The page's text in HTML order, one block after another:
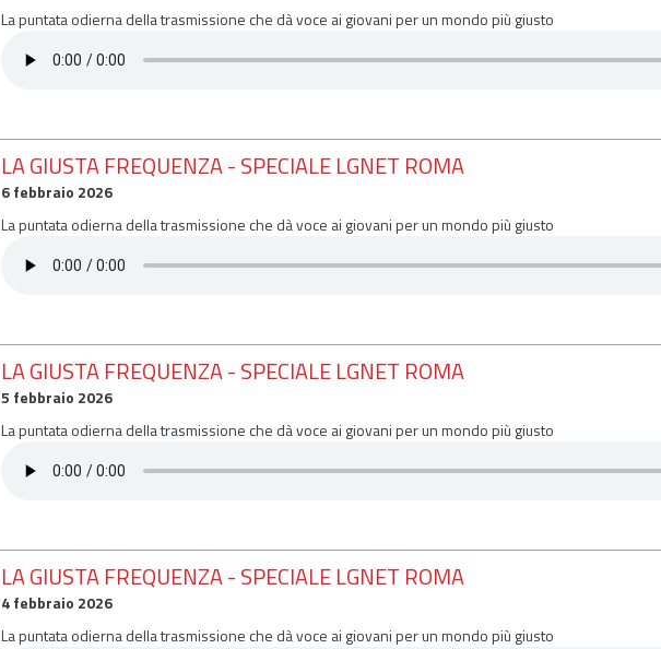
La puntata odierna della trasmissione che dà voce ai giovani per un mondo più giusto
LA GIUSTA FREQUENZA - SPECIALE LGNET ROMA
6 febbraio 2026
La puntata odierna della trasmissione che dà voce ai giovani per un mondo più giusto
LA GIUSTA FREQUENZA - SPECIALE LGNET ROMA
5 febbraio 2026
La puntata odierna della trasmissione che dà voce ai giovani per un mondo più giusto
LA GIUSTA FREQUENZA - SPECIALE LGNET ROMA
4 febbraio 2026
La puntata odierna della trasmissione che dà voce ai giovani per un mondo più giusto